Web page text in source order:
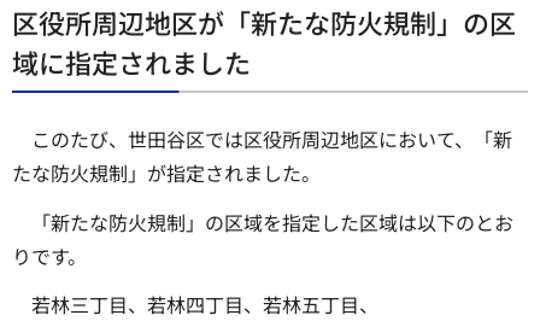
区役所周辺地区が「新たな防火規制」の区
域に指定されました
このたび、世田谷区では区役所周辺地区において、「新
たな防火規制」が指定されました。
「新たな防火規制」の区域を指定した区域は以下のとお
りです。
若林三丁目、若林四丁目、若林五丁目、